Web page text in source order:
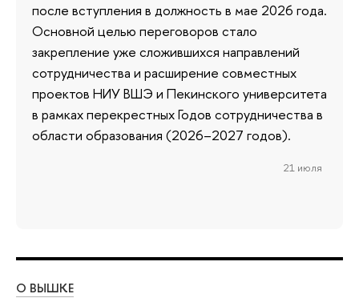
после вступления в должность в мае 2026 года.
Основной целью переговоров стало
закрепление уже сложившихся направлений
сотрудничества и расширение совместных
проектов НИУ ВШЭ и Пекинского университета
в рамках перекрестных Годов сотрудничества в
области образования (2026–2027 годов).
21 июля
О ВЫШКЕ